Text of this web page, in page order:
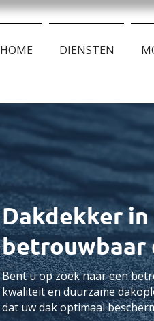
HOME DIENSTEN
Dakdekker
betrouwbaar
Bent u op zoek naar een
kwaliteit en duurzame
dat uw dak optimaal